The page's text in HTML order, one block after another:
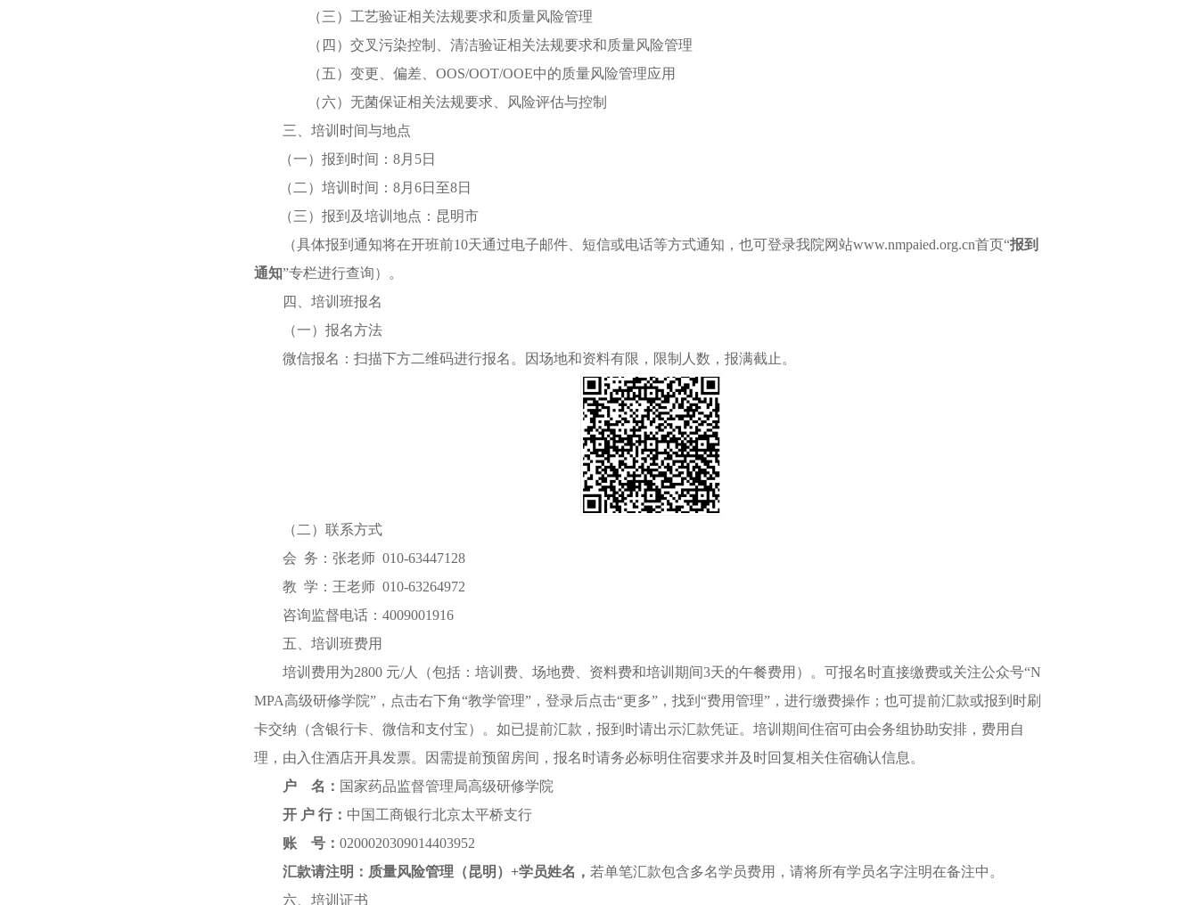
（三） 工艺验证相关法规要求和质量风险管理
（四）交叉污染控制、清洁验证相关法规要求和质量风险管理
（五） 变更、偏差、 OOS/OOT/OOE中的质量风险管理应用
（六）无菌保证相关法规要求、风险评估与控制
三 、培训时间与地点
（一） 报到时间： 8月 5日
（二）培训时间： 8月 6日至8日
（三）报到及培训地点：昆明市
（具体报到通知将在开班前10天通过电子邮件、短信或电话等方式通知，也可登录我院网站www.nmpaied.org.cn首页“报到
通知”专栏进行查询）。
四
、培训班报名
（一）报名方法
微信报名 ： 扫描下方二维码进行报名。因场地和资料有限，限制人数，报满截止。
（二）联系方式
会 务： 张老师 010-63447128
教 学：王老师 010-63264972
咨询监督电话： 4009001916
五 、培训班费用
培训费用 为2800 元/人（包括：培训费、场地费、资料费和培训期间3天的午餐费用）。 可报名时直接缴费或关注公众号“N
MPA高级研修学院”，点击右下角“教学管理”，登录后点击“更多”，找到“费用管理”，进行缴费操作；也可提前汇款或报到时刷
卡交纳（含银行卡、微信和支付宝）。如已提前汇款，报到时请出示汇款凭证。培训期间住宿可由会务组协助安排，费用自
理，由入住酒店开具发票。因需提前预留房间，报名时请务必标明住宿要求并及时回复相关住宿确认信息。
户
名： 国家药品监督管理局高级研修学院
开 户 行： 中国工商银行北京太平桥支行
账
号：0200020309014403952
汇款请注明： 质量风险管理 （昆明 ）+学员姓名， 若单笔汇款包含多名学员费用，请将所有学员名字注明在备注中。
六 、培训证书